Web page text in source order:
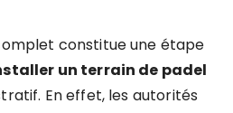
constitue une étape
un terrain de padel
En effet, les autorités